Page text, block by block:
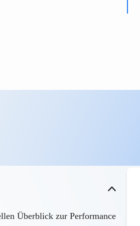
Überblick zur Performance